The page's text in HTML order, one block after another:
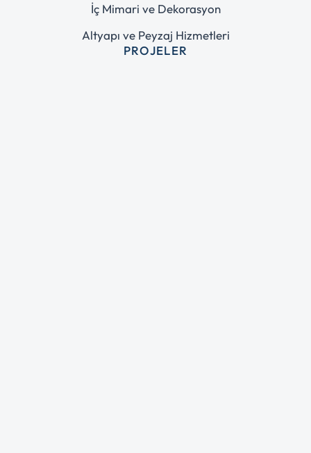
İç Mimari ve Dekorasyon
Altyapı ve Peyzaj Hizmetleri
PROJELER